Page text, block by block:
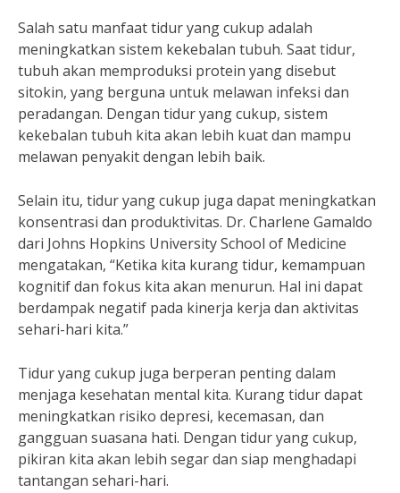
Salah satu manfaat tidur yang cukup adalah
meningkatkan sistem kekebalan tubuh. Saat tidur,
tubuh akan memproduksi protein yang disebut
sitokin, yang berguna untuk melawan infeksi dan
peradangan. Dengan tidur yang cukup, sistem
kekebalan tubuh kita akan lebih kuat dan mampu
melawan penyakit dengan lebih baik.
Selain itu, tidur yang cukup juga dapat meningkatkan
konsentrasi dan produktivitas. Dr. Charlene Gamaldo
dari Johns Hopkins University School of Medicine
mengatakan, “Ketika kita kurang tidur, kemampuan
kognitif dan fokus kita akan menurun. Hal ini dapat
berdampak negatif pada kinerja kerja dan aktivitas
sehari-hari kita.”
Tidur yang cukup juga berperan penting dalam
menjaga kesehatan mental kita. Kurang tidur dapat
meningkatkan risiko depresi, kecemasan, dan
gangguan suasana hati. Dengan tidur yang cukup,
pikiran kita akan lebih segar dan siap menghadapi
tantangan sehari-hari.